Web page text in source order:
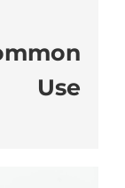
Use